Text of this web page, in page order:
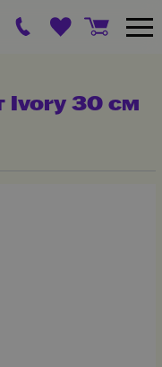
Ivory 30 см